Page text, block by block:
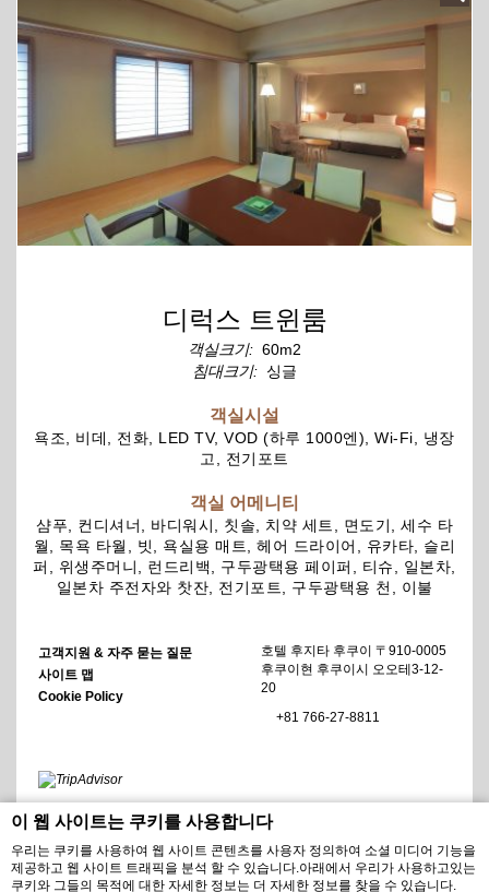
이 웹 사이트는 쿠키를 사용합니다
우리는 쿠키를 사용하여 웹 사이트 콘텐츠를 사용자 정의하여 소셜 미디어 기능을
제공하고 웹 사이트 트래픽을 분석 할 수 있습니다.아래에서 우리가 사용하고있는
쿠키와 그들의 목적에 대한 자세한 정보는 더 자세한 정보를 찾을 수 있습니다.
디럭스 트윈룸
객실크기: 60m2
침대크기: 싱글
객실시설
욕조, 비데, 전화, LED TV, VOD (하루 1000엔), Wi-Fi, 냉장
고, 전기포트
객실 어메니티
샴푸, 컨디셔너, 바디워시, 칫솔, 치약 세트, 면도기, 세수 타
월, 목욕 타월, 빗, 욕실용 매트, 헤어 드라이어, 유카타, 슬리
퍼, 위생주머니, 런드리백, 구두광택용 페이퍼, 티슈, 일본차,
일본차 주전자와 찻잔, 전기포트, 구두광택용 천, 이불
고객지원 & 자주 묻는 질문
사이트 맵
Cookie Policy
호텔 후지타 후쿠이 〒910-0005
후쿠이현 후쿠이시 오오테3-12-
20
+81 766-27-8811